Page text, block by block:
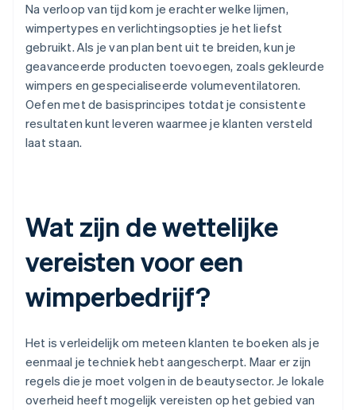
Na verloop van tijd kom je erachter welke lijmen,
wimpertypes en verlichtingsopties je het liefst
gebruikt. Als je van plan bent uit te breiden, kun je
geavanceerde producten toevoegen, zoals gekleurde
wimpers en gespecialiseerde volumeventilatoren.
Oefen met de basisprincipes totdat je consistente
resultaten kunt leveren waarmee je klanten versteld
laat staan.
Wat zijn de wettelijke
vereisten voor een
wimperbedrijf?
Het is verleidelijk om meteen klanten te boeken als je
eenmaal je techniek hebt aangescherpt. Maar er zijn
regels die je moet volgen in de beautysector. Je lokale
overheid heeft mogelijk vereisten op het gebied van